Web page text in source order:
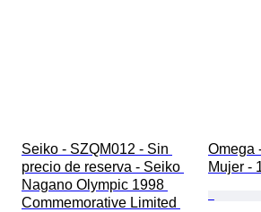
Seiko - SZQM012 - Sin
precio de reserva - Seiko
Nagano Olympic 1998
Commemorative Limited
Omega
Mujer -